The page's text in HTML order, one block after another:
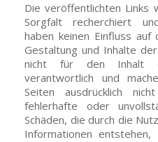
Die veröffentlichten Links
Sorgfalt recherchiert
haben keinen Einfluss auf
Gestaltung und Inhalte
nicht für den Inhalt
verantwortlich und
Seiten ausdrücklich
fehlerhafte oder
Schäden, die durch die
Informationen